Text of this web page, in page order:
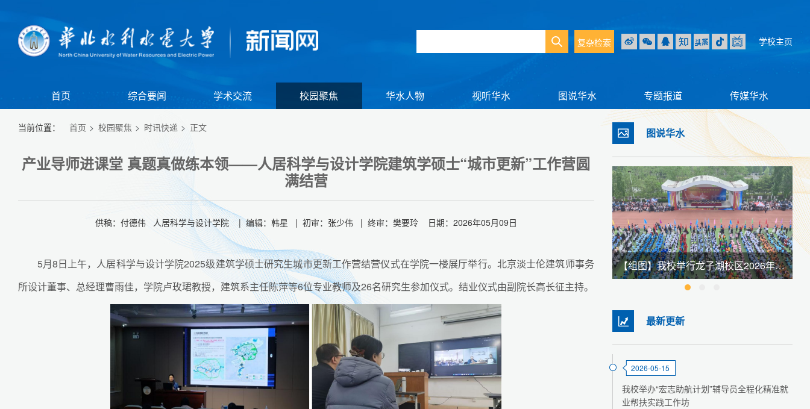
复杂检索 学校主页
首页 综合要闻 学术交流 校园聚焦 华水人物 视听华水 图说华水 专题报道 传媒华水
当前位置： 首页 校园聚焦 时讯快递 正文
产业导师进课堂 真题真做练本领——人居科学与设计学院建筑学硕士“城市更新”工作营圆
满结营
供稿：付德伟 人居科学与设计学院 | 编辑：韩星 | 初审：张少伟 | 终审：樊要玲 日期：2026年05月09日
5月8日上午，人居科学与设计学院2025级建筑学硕士研究生城市更新工作营结营仪式在学院一楼展厅举行。北京淡士伦建筑师事务
所设计董事、总经理曹雨佳，学院卢玫珺教授，建筑系主任陈萍等6位专业教师及26名研究生参加仪式。结业仪式由副院长高长征主持。
图说华水
【组图】我校举行江淮校区2026年春季田径运动会暨全民健身大会 【组图】2026年初冬逢雪 与君共赏 【组图】我校举行龙子湖校区2026年春季田径运动会暨全民健身大会
最新更新
2026-05-15
我校举办“宏志助航计划”辅导员全程化精准就
业帮扶实践工作坊